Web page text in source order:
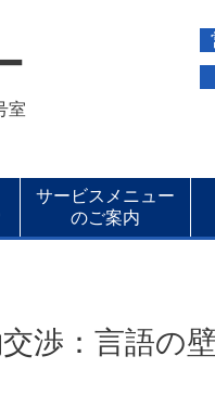
室
サービスメニュー
のご案内
渉：言語の